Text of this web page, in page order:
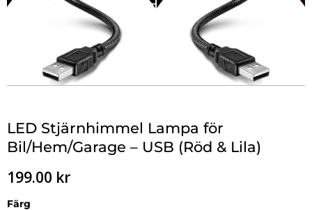
LED Stjärnhimmel Lampa för
Bil/Hem/Garage – USB (Röd & Lila)
199.00 kr
Färg